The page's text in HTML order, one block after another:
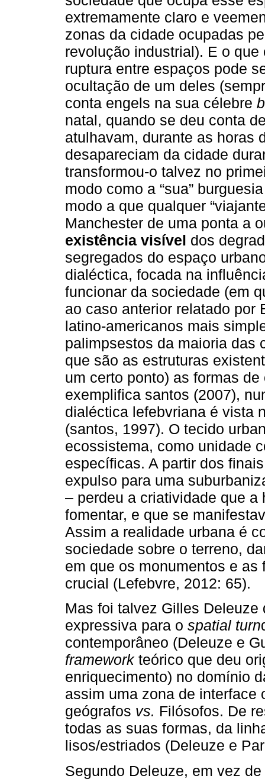
extremamente claro e
zonas da cidade ocupadas
revolução industrial). E o
ruptura entre espaços pode
ocultação de um deles
conta engels na sua célebre
natal, quando se deu conta
atulhavam, durante as horas
desapareciam da cidade
transformou-o talvez no
modo como a “sua”
modo a que qualquer
Manchester de uma ponta a
existência visível dos
segregados do espaço
dialéctica, focada na
funcionar da sociedade (em
ao caso anterior relatado por
latino-americanos mais
palimpsestos da maioria das
que são as estruturas
um certo ponto) as formas
exemplifica santos (2007),
dialéctica lefebvriana é vista
(santos, 1997). O tecido
ecossistema, como unidade
específicas. A partir dos
expulso para uma
– perdeu a criatividade que
fomentar, e que se
Assim a realidade urbana é
sociedade sobre o terreno,
em que os monumentos e
crucial (Lefebvre, 2012: 65).
Mas foi talvez Gilles
expressiva para o spatial turn
contemporâneo (Deleuze e
frameworkteórico que deu
enriquecimento) no domínio
assim uma zona de interface
geógrafos vs. Filósofos. De
todas as suas formas, da
lisos/estriados (Deleuze e
Segundo Deleuze, em vez